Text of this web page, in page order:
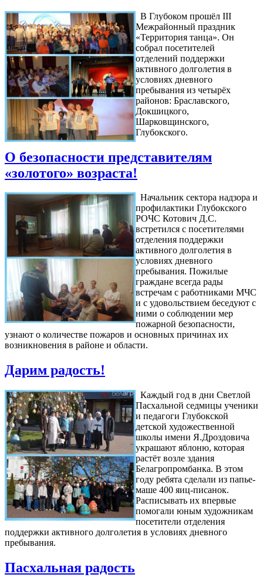
В Глубоком прошёл III
Межрайонный праздник
«Территория танца». Он
собрал посетителей
отделений поддержки
активного долголетия в
условиях дневного
пребывания из четырёх
районов: Браславского,
Докшицкого,
Шарковщинского,
Глубокского.
О безопасности представителям
«золотого» возраста!
Начальник сектора надзора и
профилактики Глубокского
РОЧС Котович Д.С.
встретился с посетителями
отделения поддержки
активного долголетия в
условиях дневного
пребывания. Пожилые
граждане всегда рады
встречам с работниками МЧС
и с удовольствием беседуют с
ними о соблюдении мер
пожарной безопасности,
узнают о количестве пожаров и основных причинах их
возникновения в районе и области.
Дарим радость!
Каждый год в дни Светлой
Пасхальной седмицы ученики
и педагоги Глубокской
детской художественной
школы имени Я.Дроздовича
украшают яблоню, которая
растёт возле здания
Белагропромбанка. В этом
году ребята сделали из папье-
маше 400 яиц-писанок.
Расписывать их впервые
помогали юным художникам
посетители отделения
поддержки активного долголетия в условиях дневного
пребывания.
Пасхальная радость